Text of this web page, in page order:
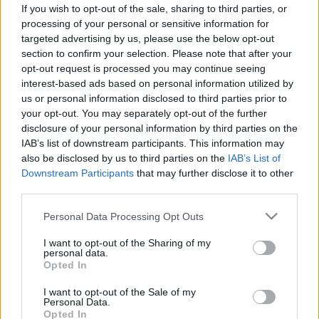
If you wish to opt-out of the sale, sharing to third parties, or
processing of your personal or sensitive information for
targeted advertising by us, please use the below opt-out
section to confirm your selection. Please note that after your
opt-out request is processed you may continue seeing
interest-based ads based on personal information utilized by
us or personal information disclosed to third parties prior to
your opt-out. You may separately opt-out of the further
disclosure of your personal information by third parties on the
IAB’s list of downstream participants. This information may
also be disclosed by us to third parties on the IAB’s List of
Downstream Participants that may further disclose it to other
Please note that this website/app uses one or more Google
not limited to your visit or usage behaviour. You may click to
grant or deny consent to Google and its third-party tags to
use your data for below specified purposes in below Google
consent section.
Personal Data Processing Opt Outs
I want to opt-out of the Sharing of my
personal data.
Opted In
I want to opt-out of the Sale of my
Personal Data.
Opted In
Vizsgálat
2011. április 27. 10:57
Módosítva: 2015. november 04. 13:49
Megosztás
Küldés Küldés Messengeren
Egészségkalauz
University of London rákkutató intézetének kutatói
kimutatták, hogy egy lány esetében a menstruáció
kezdetét főként az határozza meg, mikor kezdett
menstruálni édesanyja. Korábban azt gondolták, hogy